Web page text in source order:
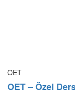
OET
OET – Özel